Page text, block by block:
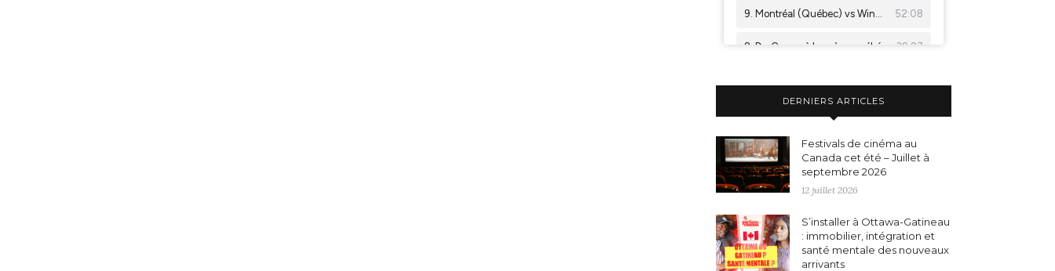
DERNIERS ARTICLES
Festivals de cinéma au
Canada cet été – Juillet à
septembre 2026
12 juillet 2026
S’installer à Ottawa-Gatineau
: immobilier, intégration et
santé mentale des nouveaux
arrivants